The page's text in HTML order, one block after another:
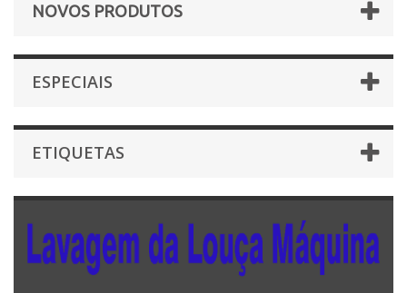
NOVOS PRODUTOS
ESPECIAIS
ETIQUETAS